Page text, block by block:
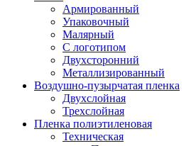
Армированный
Упаковочный
Малярный
С логотипом
Двухсторонний
Металлизированный
Воздушно-пузырчатая пленка
Двухслойная
Трехслойная
Пленка полиэтиленовая
Техническая